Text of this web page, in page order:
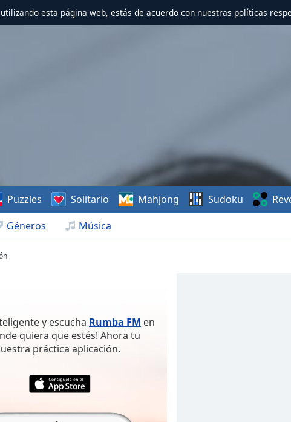
esta página web, estás de acuerdo con nuestras políticas
Géneros Música
Puzzles Solitario Mahjong Sudoku
y escucha Rumba FM en
quiera que estés! Ahora tu
práctica aplicación.